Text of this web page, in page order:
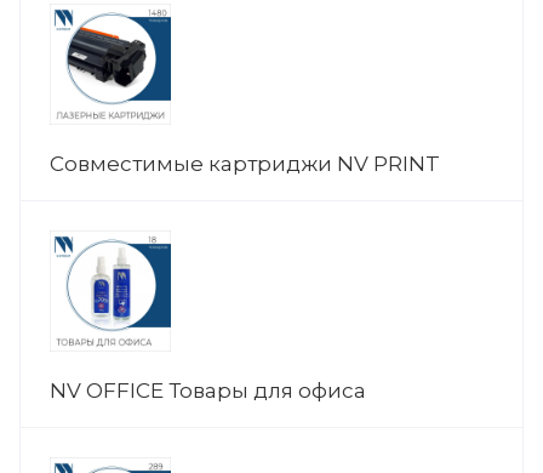
Совместимые картриджи NV PRINT
NV OFFICE Товары для офиса